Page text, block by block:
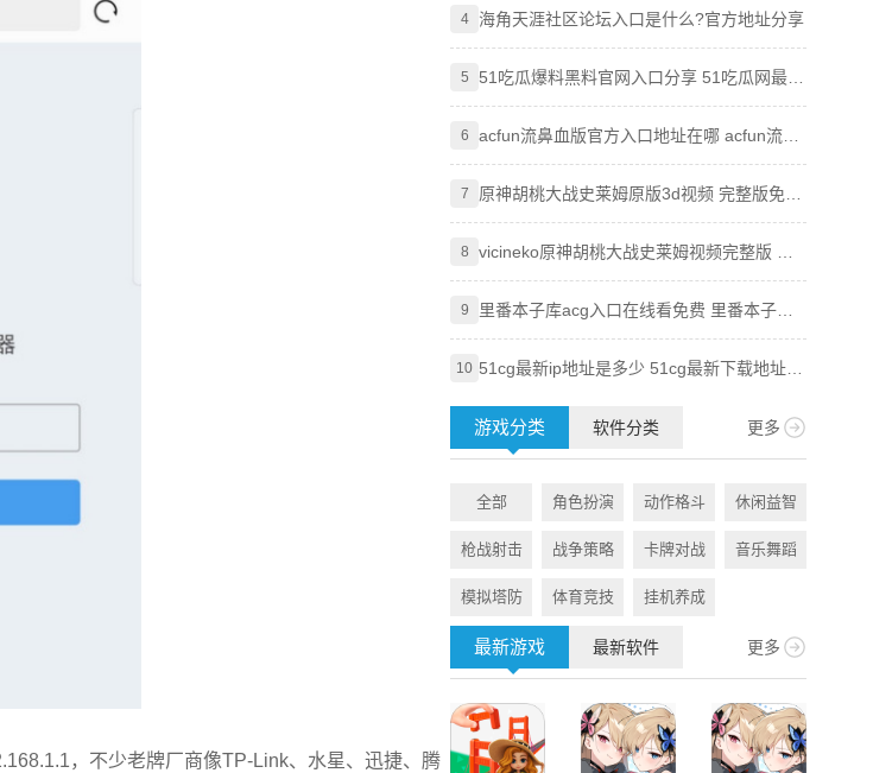
，不少老牌厂商像TP-Link、水星、迅捷、腾
4 海角天涯社区论坛入口是什么?官方地址分享
5
51吃瓜爆料黑料官网入口分享 51吃瓜网最新
地址大全
6
acfun流鼻血版官方入口地址在哪 acfun流鼻
血版入口地址分享
7
原神胡桃大战史莱姆原版3d视频 完整版免费
观看地址分享
8
vicineko原神胡桃大战史莱姆视频完整版 原
神大战史莱姆系列未删减
9
里番本子库acg入口在线看免费 里番本子库
绅士acg官方地址分享
10 51cg最新ip地址是多少 51cg最新下载地址一
游戏分类 软件分类 更多
全部 角色扮演 动作格斗 休闲益智
枪战射击 战争策略 卡牌对战 音乐舞蹈
模拟塔防 体育竞技 挂机养成
最新游戏 最新软件 更多